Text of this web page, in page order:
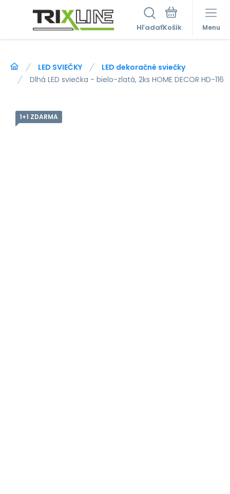
Hľadať Menu
LED SVIEČKY
LED dekoračné sviečky
Dlhá LED sviečka - bielo-zlatá, 2ks HOME DECOR HD-116
1+1 ZDARMA